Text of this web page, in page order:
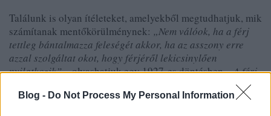
Blog - Do Not Process My Personal Information
Találunk is olyan ítéleteket, amelyekből megtudhatjuk, mik
számítanak mentőkörülménynek: „Nem válóok, ha a férj
tettleg bántalmazza feleségét akkor, ha az asszony erre
azzal szolgáltat okot, hogy férjéről lekicsinylően
nyilatkozik”– olvashatjuk egy 1927-es döntésben.„A férj
a feleséget civakodás közben kétszer arcul ütötte, azonban
a veszekedést a feleség idézte elő azzal, hogy a férjét